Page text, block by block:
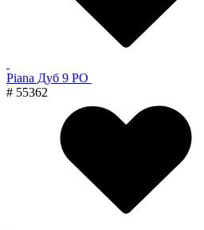
Piana Дуб 9 PO
# 55362